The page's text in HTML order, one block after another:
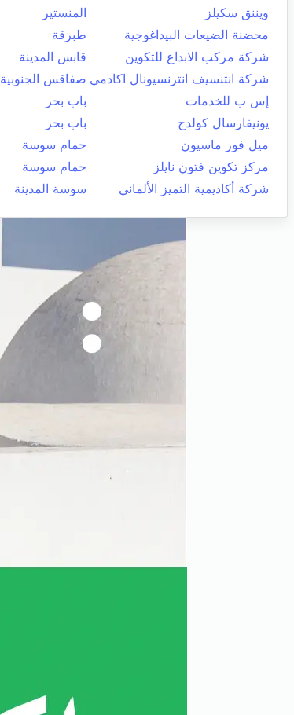
ويننق سكيلز
المنستير
محضنة الضيعات البيداغوجية
طبرقة
شركة مركب الابداع للتكوين
قابس المدينة
شركة انتنسيف انترنسيونال اكادمي صفاقس الجنوبية
إس ب للخدمات
باب بحر
يونيفارسال كولدج
باب بحر
ميل فور ماسيون
حمام سوسة
مركز تكوين فتون نايلز
حمام سوسة
شركة أكاديمية التميز الألماني
سوسة المدينة